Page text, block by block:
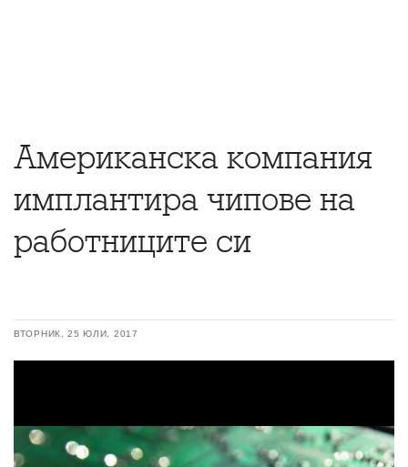
Американска компания
имплантира чипове на
работниците си
ВТОРНИК, 25 ЮЛИ, 2017